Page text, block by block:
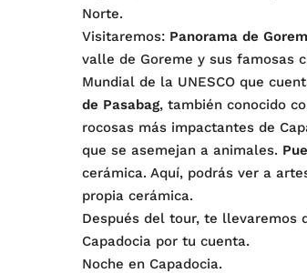
Norte.
Visitaremos: Panorama de
valle de Goreme y sus famosas
Mundial de la UNESCO que
de Pasabag, también conocido
rocosas más impactantes de
que se asemejan a animales.
cerámica. Aquí, podrás ver a
propia cerámica.
Después del tour, te llevaremos
Capadocia por tu cuenta.
Noche en Capadocia.